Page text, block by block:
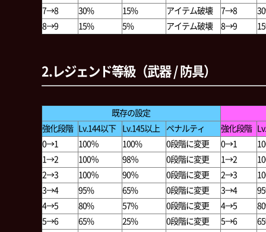
7→8
30% 15% アイテム破壊 7→8
8→9
15% 5% アイテム破壊 8→9
2.レジェンド等級（武器 / 防具）
既存の設定
強化段階
Lv.144以下 Lv.145以上 ペナルティ 強化段階
0→1
100％ 100% 0段階に変更 0→1
1→2
100％ 98％ 0段階に変更 1→2
2→3
100％ 90％ 0段階に変更 2→3
3→4
95% 65% 0段階に変更 3→4
4→5
80% 57% 0段階に変更 4→5
5→6
65% 25% 0段階に変更 5→6